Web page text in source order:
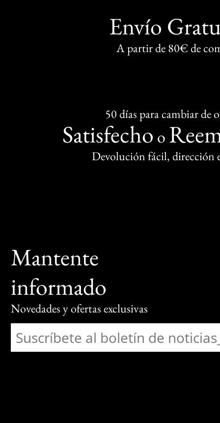
Envío
A partir de 80€ de
50 días para cambiar de
Satisfecho o
Devolución fácil, dirección
Mantente
informado
Novedades y ofertas exclusivas